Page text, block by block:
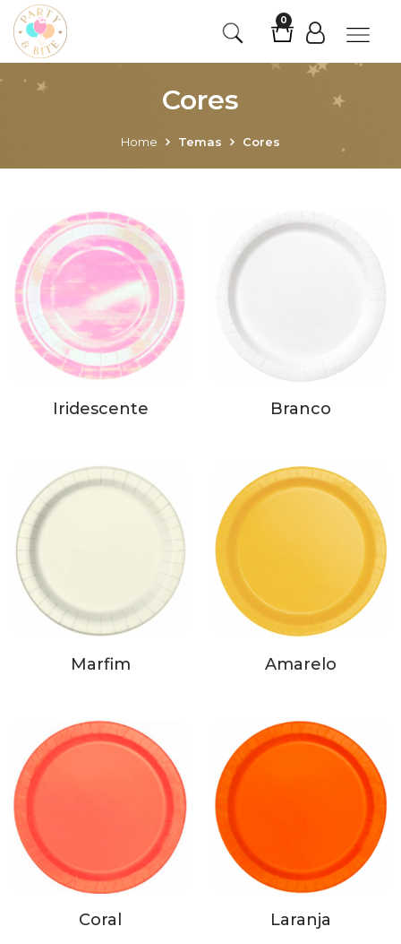
0
Cores
Home Temas Cores
Iridescente Branco
Marfim Amarelo
Coral Laranja